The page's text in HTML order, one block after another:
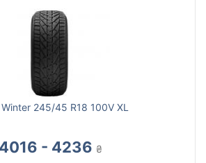
245/45 R18 100V XL
4016 - 4236 ₴